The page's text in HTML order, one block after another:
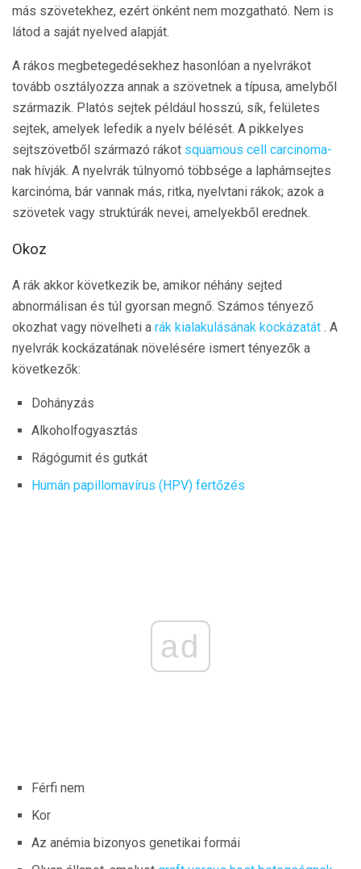
más szövetekhez, ezért önként nem mozgatható. Nem is
látod a saját nyelved alapját.
A rákos megbetegedésekhez hasonlóan a nyelvrákot
tovább osztályozza annak a szövetnek a típusa, amelyből
származik. Platós sejtek például hosszú, sík, felületes
sejtek, amelyek lefedik a nyelv bélését. A pikkelyes
sejtszövetből származó rákot squamous cell carcinoma-
nak hívják. A nyelvrák túlnyomó többsége a laphámsejtes
karcinóma, bár vannak más, ritka, nyelvtani rákok; azok a
szövetek vagy struktúrák nevei, amelyekből erednek.
Okoz
A rák akkor következik be, amikor néhány sejted
abnormálisan és túl gyorsan megnő. Számos tényező
okozhat vagy növelheti a rák kialakulásának kockázatát . A
nyelvrák kockázatának növelésére ismert tényezők a
következők:
Dohányzás
Alkoholfogyasztás
Rágógumit és gutkát
Humán papillomavírus (HPV) fertőzés
ad
Férfi nem
Kor
Az anémia bizonyos genetikai formái